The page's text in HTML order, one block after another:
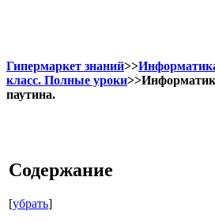
Гипермаркет знаний>>
класс. Полные уроки
паутина.
Содержание
[убрать]